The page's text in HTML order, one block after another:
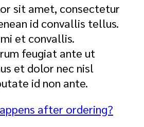
sit amet, consectetur
id convallis tellus.
et convallis.
feugiat ante ut
et dolor nec nisl
id non ante.
after ordering?